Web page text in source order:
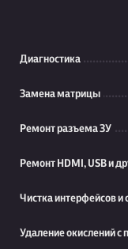
Диагностика
Замена матрицы
Ремонт разъема ЗУ
Ремонт HDMI, USB и
Чистка интерфейсов
Удаление окислений с